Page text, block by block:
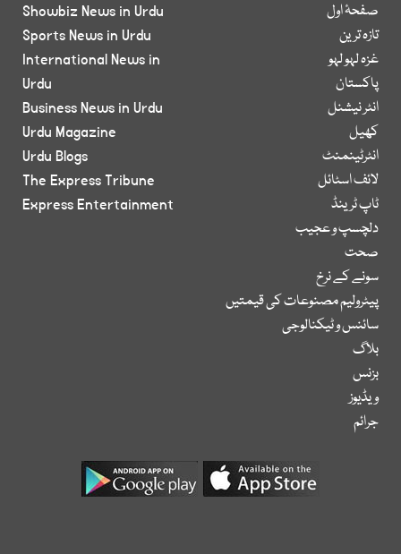
صفحۂ اول
تازہ ترین
غزہ لہو لہو
پاکستان
انٹر نیشنل
کھیل
انٹرٹینمنٹ
لائف اسٹائل
ٹاپ ٹرینڈ
دلچسپ و عجیب
صحت
سونے کے نرخ
پیٹرولیم مصنوعات کی قیمتیں
سائنس و ٹیکنالوجی
بلاگ
بزنس
ویڈیوز
جرائم
Showbiz News in Urdu
Sports News in Urdu
International News in
Urdu
Business News in Urdu
Urdu Magazine
Urdu Blogs
The Express Tribune
Express Entertainment